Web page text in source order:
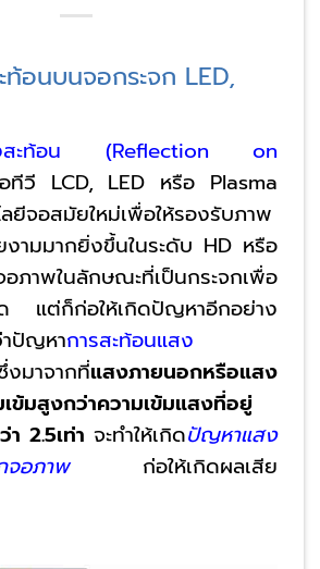
อนบนจอกระจก LED,
ะท้อน
(Reflection on
ทีวี LCD, LED หรือ Plasma
ลยีจอสมัยใหม่เพื่อให้รองรับภาพ
ามมากยิ่งขึ้นในระดับ HD หรือ
าพในลักษณะที่เป็นกระจกเพื่อ
แต่ก็ก่อให้เกิดปัญหาอีกอย่าง
ปัญหาการสะท้อนแสง
งมาจากที่แสงภายนอกหรือแสง
ข้มสูงกว่าความเข้มแสงที่อยู่
2.5เท่า จะทำให้เกิดปัญหาแสง
จอภาพก่อให้เกิดผลเสีย